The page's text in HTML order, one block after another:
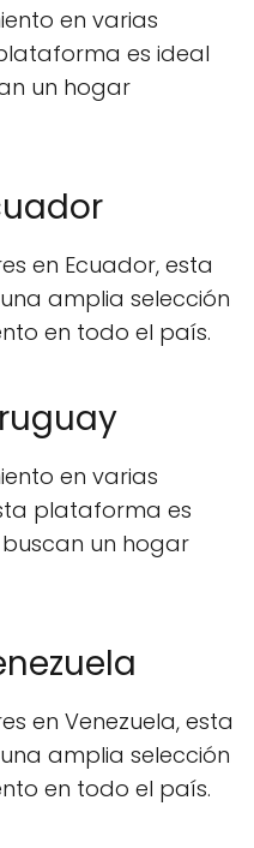
en varias
es ideal
un hogar
en Ecuador, esta
amplia selección
en todo el país.
en varias
plataforma es
un hogar
en Venezuela, esta
amplia selección
en todo el país.